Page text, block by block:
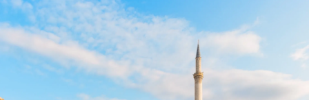
Zzp'ers internationaal onboarden en beheren
PEO
Ingewikkelde HR-taken eenvoudig uitbesteden
INFRASTRUCTUUR
GROEIFASE
Start-ups
Flexibele global HR en payroll solutions voor groeiende
bedrijven
Betalingscalculator voor zzp'ers
Ontdek valuta-opties en betaalsnelheden voor
internationale zzp'ers
LEREN MET REMOTE
Nederlands
Français
Inloggen